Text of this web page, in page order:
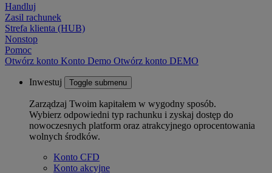
Handluj
Zasil rachunek
Strefa klienta (HUB)
Nonstop
Pomoc
Otwórz konto Konto Demo Otwórz konto DEMO
Inwestuj Toggle submenu
Zarządzaj Twoim kapitałem w wygodny sposób.
Wybierz odpowiedni typ rachunku i zyskaj dostęp do
nowoczesnych platform oraz atrakcyjnego oprocentowania
wolnych środków.
Konto CFD
Konto akcyjne